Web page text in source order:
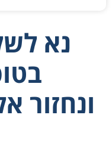
נא
ונחזור